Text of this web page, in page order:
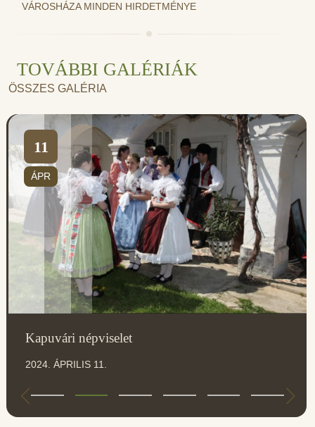
VÁROSHÁZA MINDEN HIRDETMÉNYE
TOVÁBBI GALÉRIÁK
ÖSSZES GALÉRIA
11
ÁPR
Kapuvári népviselet
2024. ÁPRILIS 11.